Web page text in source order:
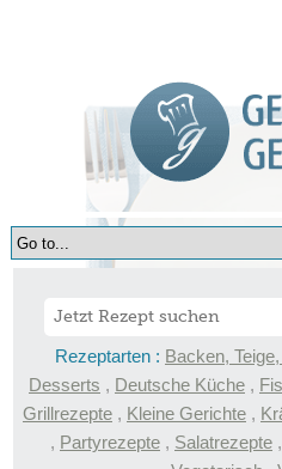
Rezeptarten : Backen,
Desserts , Deutsche Küche ,
Grillrezepte , Kleine Gerichte ,
, Partyrezepte , Salatrezepte ,